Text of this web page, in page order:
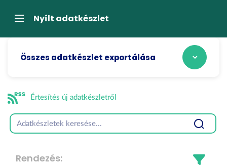
átugrásaNavigációNyílt adatkészlet
Összes adatkészlet exportálása
Értesítés új adatkészletről
Rendezés